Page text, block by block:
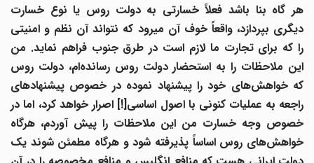
هر گاه بنا باشد فعلاً خسارتی به دولت روس یا نوع خسارت
دیگری بپردازد، واقعاً خوف آن می ‎رود که نتواند آن نظم و امنیتی
را که برای تجارت ما لازم است در طرق جنوب فراهم نماید. من
این ملاحظات را به استحضار دولت روس رسانده‌ام، دولت روس
که خواهش‌های خود را پیشنهاد نموده در خصوص پیشنهاد‌های
راجعه به عملیات کنونی با اصول اساسی‌[!] اصرار خواهد کرد، اما در
خصوص وجه خسارت من این ملاحظات را پیش آوردم، هرگاه
خواهش‌های روس اساساً پذیرفته شود و هرگاه مطمئن شوند یک